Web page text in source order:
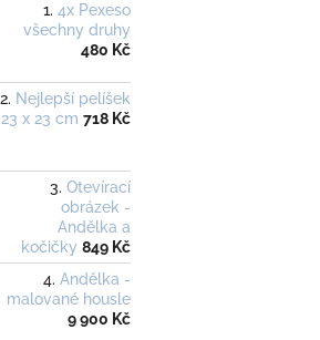
4x Pexeso
všechny druhy
480 Kč
Nejlepší pelíšek
23 x 23 cm 718 Kč
Otevírací
obrázek -
Andělka a
kočičky 849 Kč
Andělka -
malované housle
9 900 Kč